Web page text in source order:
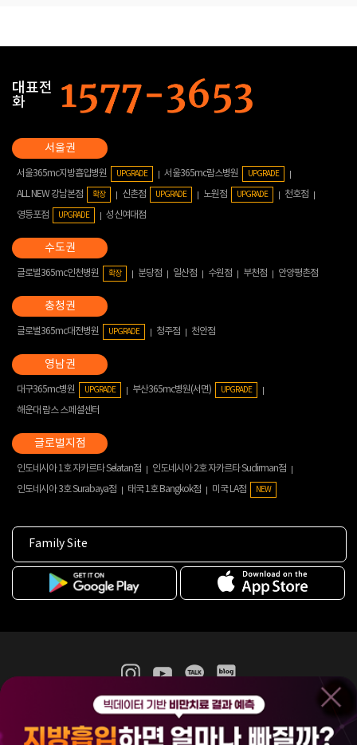
대표전
화
서울365mc지방흡입병원 UPGRADE 서울365mc람스병원 UPGRADE
ALL NEW 강남본점 확장 신촌점 UPGRADE 노원점 UPGRADE
천호점
영등포점
UPGRADE 성신여대점
글로벌365mc인천병원 확장 분당점 일산점 수원점 부천점 안양평촌점
글로벌365mc대전병원 UPGRADE 청주점 천안점
대구365mc병원 UPGRADE 부산365mc병원(서면) UPGRADE
해운대 람스 스페셜센터
인도네시아 1호 자카르타 Selatan점
인도네시아 2호 자카르타 Sudirman점
인도네시아 3호 Surabaya점
태국 1호 Bangkok점 미국 LA점 NEW
Family Site
365mc 병·의원 이용약관
홈페이지 이용약관
비급여진료수가